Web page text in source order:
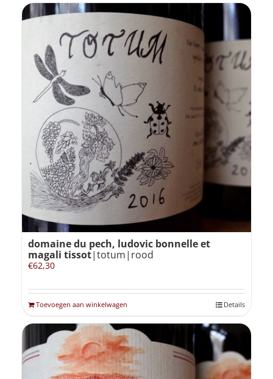
domaine du pech, ludovic bonnelle et
magali tissot|totum|rood
€62,30
Toevoegen aan winkelwagen Details